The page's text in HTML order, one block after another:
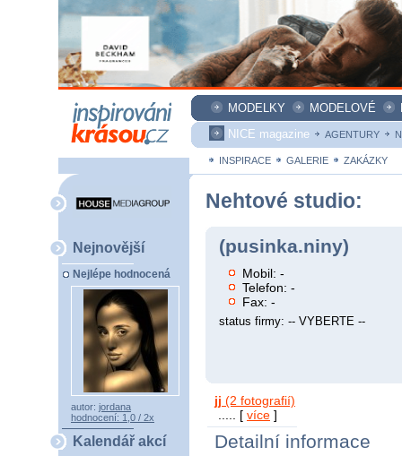
MODELKY MODELOVÉ
NICE magazine
AGENTURY
INSPIRACE GALERIE ZAKÁZKY
Nejnovější
Nejlépe hodnocená
autor: jordana
hodnocení: 1,0 / 2x
Kalendář akcí
Nehtové studio:
(pusinka.niny)
Mobil: -
Telefon: -
Fax: -
status firmy: -- VYBERTE --
jj (2 fotografií)
..... [ více ]
Detailní informace